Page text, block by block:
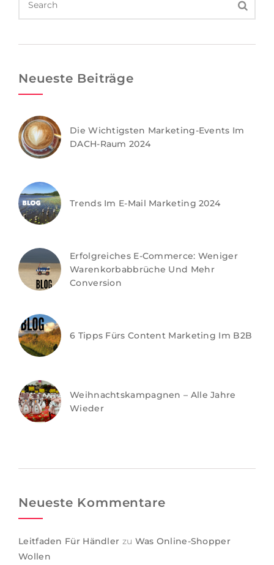
Neueste Beiträge
Die Wichtigsten Marketing-Events Im
DACH-Raum 2024
Trends Im E-Mail Marketing 2024
Erfolgreiches E-Commerce: Weniger
Warenkorbabbrüche Und Mehr
Conversion
6 Tipps Fürs Content Marketing Im B2B
Weihnachtskampagnen – Alle Jahre
Wieder
Neueste Kommentare
Leitfaden Für Händler zu Was Online-Shopper
Wollen